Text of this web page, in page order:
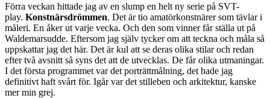
Förra veckan hittade jag av en slump en helt ny serie på SVT-
play. Konstnärsdrömmen. Det är tio amatörkonstnärer som tävlar i
måleri. En åker ut varje vecka. Och den som vinner får ställa ut på
Waldemarsudde. Eftersom jag själv tycker om att teckna och måla så
uppskattar jag det här. Det är kul att se deras olika stilar och redan
efter två avsnitt så syns det att de utvecklas. De får olika utmaningar.
I det första programmet var det porträttmålning, det hade jag
definitivt haft svårt för. Igår var det stilleben och arkitektur, kanske
mer min grej.